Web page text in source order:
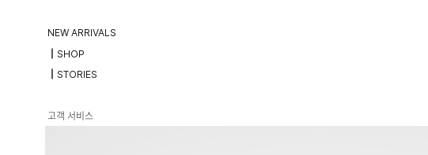
NEW ARRIVALS
┃SHOP
┃STORIES
고객 서비스